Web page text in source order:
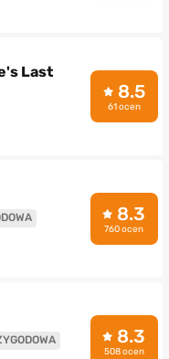
Last
8.5
61 ocen
8.3
760 ocen
8.3
508 ocen